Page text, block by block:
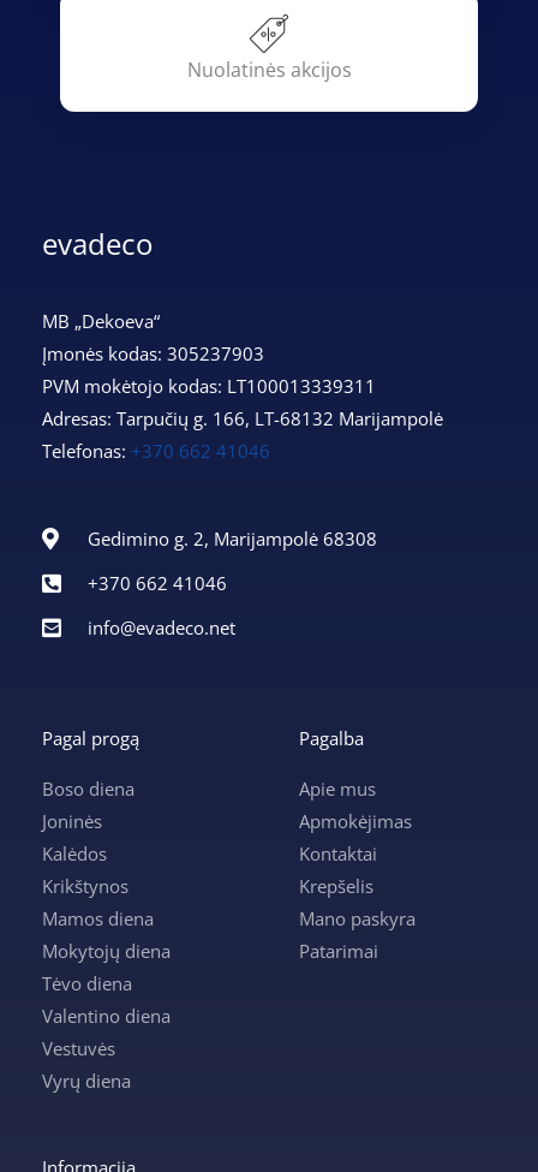
Nuolatinės akcijos
evadeco
MB „Dekoeva“
Įmonės kodas: 305237903
PVM mokėtojo kodas: LT100013339311
Adresas: Tarpučių g. 166, LT-68132 Marijampolė
Telefonas: +370 662 41046
Gedimino g. 2, Marijampolė 68308
+370 662 41046
info@evadeco.net
Pagal progą
Boso diena
Joninės
Kalėdos
Krikštynos
Mamos diena
Mokytojų diena
Tėvo diena
Valentino diena
Vestuvės
Vyrų diena
Pagalba
Apie mus
Apmokėjimas
Kontaktai
Krepšelis
Mano paskyra
Patarimai
Informacija